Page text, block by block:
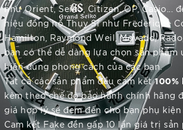
như Orient, Seiko, Citizen, OP, Casio...
hiệu đồng hồ Thụy Sĩ như Frederique
Hamilton, Raymond Weil, Movado,
bạn có thể dễ dàng lựa chọn sản phẩm
hiện đúng phong cách của các bạn.
Tất cả các sản phẩm đều cam kết100%
kèm theo chế độ bảo hành chính hãng
giá hợp lý sẽ đem đến cho bạn phụ kiện
Cam kết Fake đền gấp 10 lần giá trị sản